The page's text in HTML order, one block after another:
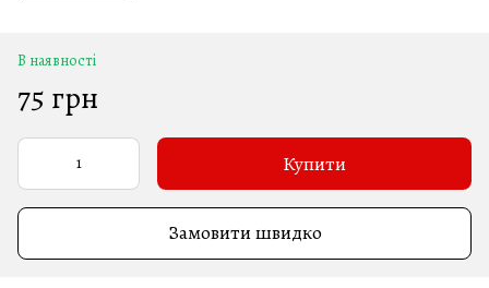
В наявності
75 грн
Купити
Замовити швидко